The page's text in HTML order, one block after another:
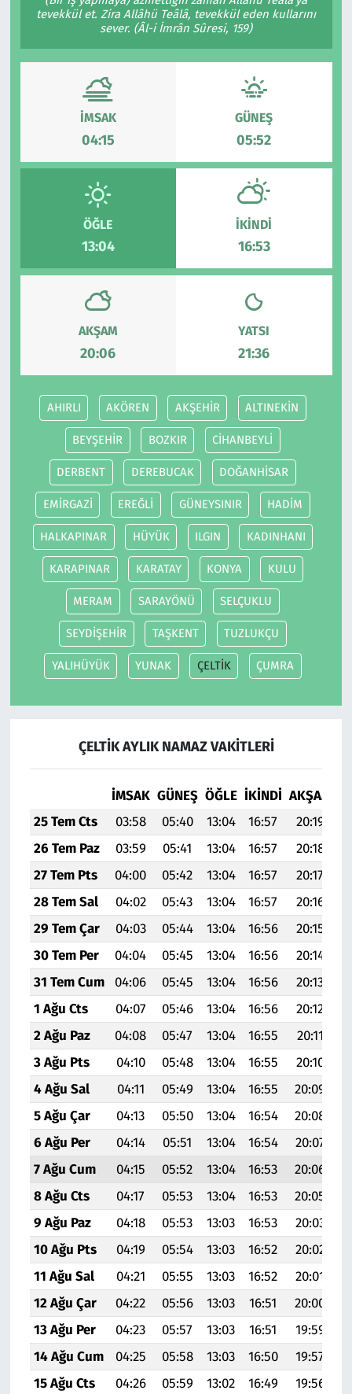
tevekkül et. Zira Allâhü Teâlâ, tevekkül eden kullarını
sever. (Âl-i İmrân Sûresi, 159)
İMSAK
04:15
GÜNEŞ
05:52
ÖĞLE
13:04
İKINDI
16:53
AKŞAM
20:06
YATSI
21:36
AHIRLI AKÖREN AKŞEHİR ALTINEKİN
BEYŞEHİR BOZKIR CİHANBEYLİ
DERBENT DEREBUCAK DOĞANHİSAR
EMİRGAZİ EREĞLİ GÜNEYSINIR HADİM
HALKAPINAR HÜYÜK ILGIN KADINHANI
KARAPINAR KARATAY KONYA KULU
MERAM SARAYÖNÜ SELÇUKLU
SEYDİŞEHİR TAŞKENT TUZLUKÇU
YALIHÜYÜK YUNAK ÇELTİK ÇUMRA
ÇELTİK AYLIK NAMAZ VAKITLERI
İMSAK GÜNEŞ ÖĞLE İKINDI AKŞAM
25 Tem Cts
03:58 05:40 13:04 16:57 20:19
26 Tem Paz
03:59 05:41 13:04 16:57 20:18
27 Tem Pts
04:00 05:42 13:04 16:57 20:17
28 Tem Sal
04:02 05:43 13:04 16:57 20:16
29 Tem Çar
04:03 05:44 13:04 16:56 20:15
30 Tem Per
04:04 05:45 13:04 16:56 20:14
31 Tem Cum
04:06 05:45 13:04 16:56 20:13
1 Ağu Cts
04:07 05:46 13:04 16:56 20:12
2 Ağu Paz
04:08 05:47 13:04 16:55 20:11
3 Ağu Pts
04:10 05:48 13:04 16:55 20:10
4 Ağu Sal
04:11 05:49 13:04 16:55 20:09
5 Ağu Çar
04:13 05:50 13:04 16:54 20:08
6 Ağu Per
04:14 05:51 13:04 16:54 20:07
7 Ağu Cum
04:15 05:52 13:04 16:53 20:06
8 Ağu Cts
04:17 05:53 13:04 16:53 20:05
9 Ağu Paz
04:18 05:53 13:03 16:53 20:03
10 Ağu Pts
04:19 05:54 13:03 16:52 20:02
11 Ağu Sal
04:21 05:55 13:03 16:52 20:01
12 Ağu Çar
04:22 05:56 13:03 16:51 20:00
13 Ağu Per
04:23 05:57 13:03 16:51 19:59
14 Ağu Cum
04:25 05:58 13:03 16:50 19:57
15 Ağu Cts
04:26 05:59 13:02 16:49 19:56
Çevre & Doğa
Turizm